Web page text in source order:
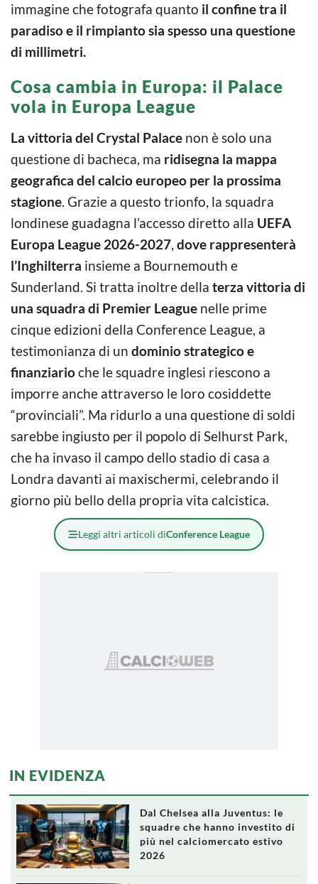
immagine che fotografa quanto il confine tra il
paradiso e il rimpianto sia spesso una questione
di millimetri.
Cosa cambia in Europa: il Palace
vola in Europa League
La vittoria del Crystal Palace non è solo una
questione di bacheca, ma ridisegna la mappa
geografica del calcio europeo per la prossima
stagione. Grazie a questo trionfo, la squadra
londinese guadagna l’accesso diretto alla UEFA
Europa League 2026-2027, dove rappresenterà
l’Inghilterra insieme a Bournemouth e
Sunderland. Si tratta inoltre della terza vittoria di
una squadra di Premier League nelle prime
cinque edizioni della Conference League, a
testimonianza di un dominio strategico e
finanziarioche le squadre inglesi riescono a
imporre anche attraverso le loro cosiddette
“provinciali”. Ma ridurlo a una questione di soldi
sarebbe ingiusto per il popolo di Selhurst Park,
che ha invaso il campo dello stadio di casa a
Londra davanti ai maxischermi, celebrando il
giorno più bello della propria vita calcistica.
Leggi altri articoli diConference League
IN EVIDENZA
Dal Chelsea alla Juventus: le
squadre che hanno investito di
più nel calciomercato estivo
2026